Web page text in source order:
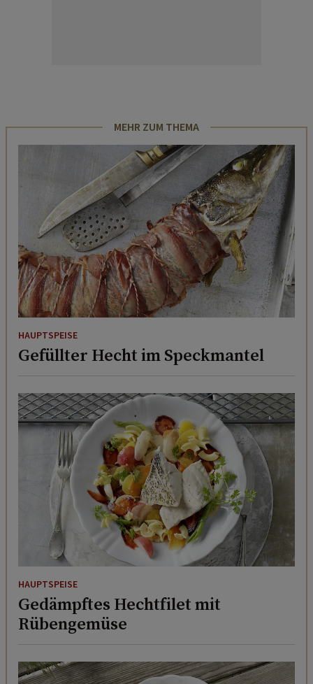
MEHR ZUM THEMA
HAUPTSPEISE
Gefüllter Hecht im Speckmantel
HAUPTSPEISE
Gedämpftes Hechtfilet mit
Rübengemüse